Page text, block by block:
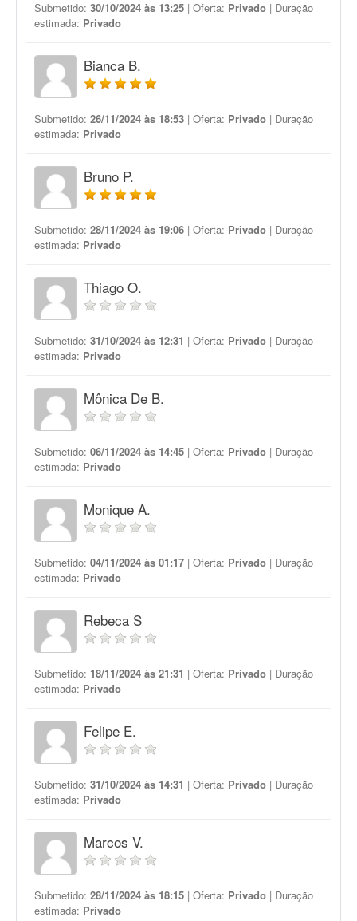
Submetido: 30/10/2024 às 13:25 | Oferta: Privado | Duração
estimada: Privado
Bianca B.
Submetido: 26/11/2024 às 18:53 | Oferta: Privado | Duração
estimada: Privado
Bruno P.
Submetido: 28/11/2024 às 19:06 | Oferta: Privado | Duração
estimada: Privado
Thiago O.
Submetido: 31/10/2024 às 12:31 | Oferta: Privado | Duração
estimada: Privado
Mônica De B.
Submetido: 06/11/2024 às 14:45 | Oferta: Privado | Duração
estimada: Privado
Monique A.
Submetido: 04/11/2024 às 01:17 | Oferta: Privado | Duração
estimada: Privado
Rebeca S
Submetido: 18/11/2024 às 21:31 | Oferta: Privado | Duração
estimada: Privado
Felipe E.
Submetido: 31/10/2024 às 14:31 | Oferta: Privado | Duração
estimada: Privado
Marcos V.
Submetido: 28/11/2024 às 18:15 | Oferta: Privado | Duração
estimada: Privado